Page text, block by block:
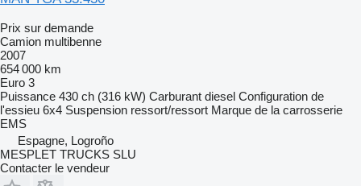
Prix sur demande
Camion multibenne
2007
654 000 km
Euro 3
Puissance 430 ch (316 kW) Carburant diesel Configuration de
l'essieu 6x4 Suspension ressort/ressort Marque de la carrosserie
EMS
Espagne, Logroño
MESPLET TRUCKS SLU
Contacter le vendeur